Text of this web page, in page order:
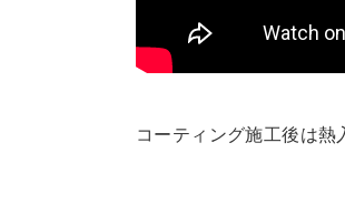
コーティング施工後は熱